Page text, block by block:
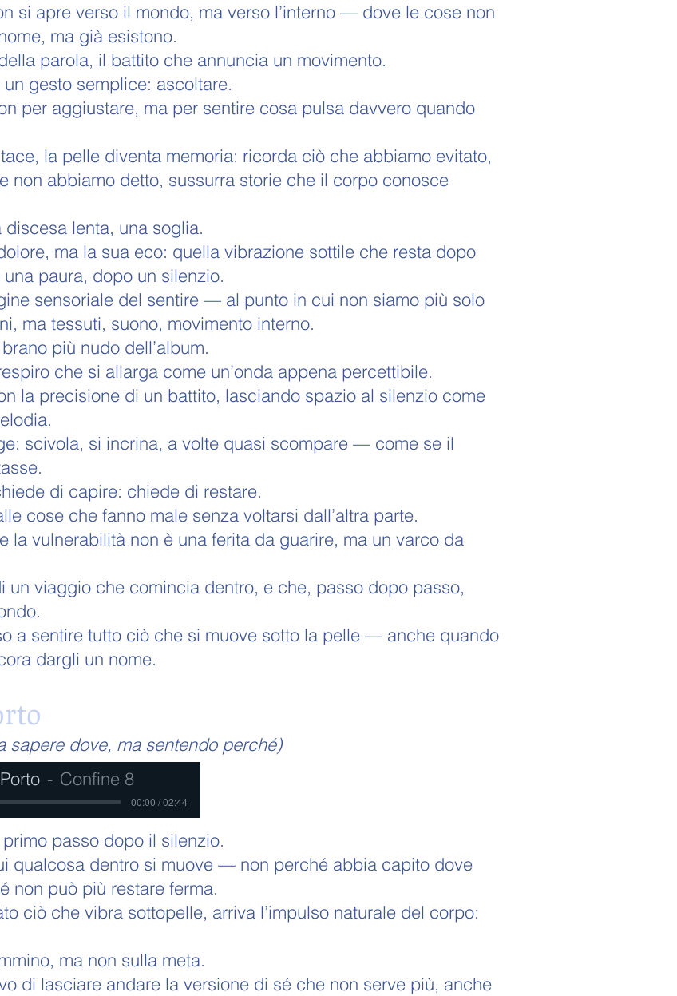
si apre verso il mondo, ma verso l’interno — dove le cose non
ma già esistono.
parola, il battito che annuncia un movimento.
gesto semplice: ascoltare.
per aggiustare, ma per sentire cosa pulsa davvero quando
la pelle diventa memoria: ricorda ciò che abbiamo evitato,
non abbiamo detto, sussurra storie che il corpo conosce
discesa lenta, una soglia.
ma la sua eco: quella vibrazione sottile che resta dopo
paura, dopo un silenzio.
sensoriale del sentire — al punto in cui non siamo più solo
ma tessuti, suono, movimento interno.
più nudo dell’album.
che si allarga come un’onda appena percettibile.
la precisione di un battito, lasciando spazio al silenzio come
scivola, si incrina, a volte quasi scompare — come se il
di capire: chiede di restare.
cose che fanno male senza voltarsi dall’altra parte.
la vulnerabilità non è una ferita da guarire, ma un varco da
un viaggio che comincia dentro, e che, passo dopo passo,
a sentire tutto ciò che si muove sotto la pelle — anche quando
dargli un nome.
sapere dove, ma sentendo perché)
passo dopo il silenzio.
qualcosa dentro si muove — non perché abbia capito dove
non può più restare ferma.
ciò che vibra sottopelle, arriva l’impulso naturale del corpo:
ma non sulla meta.
di lasciare andare la versione di sé che non serve più, anche
Confine 8
00:00 / 02:44